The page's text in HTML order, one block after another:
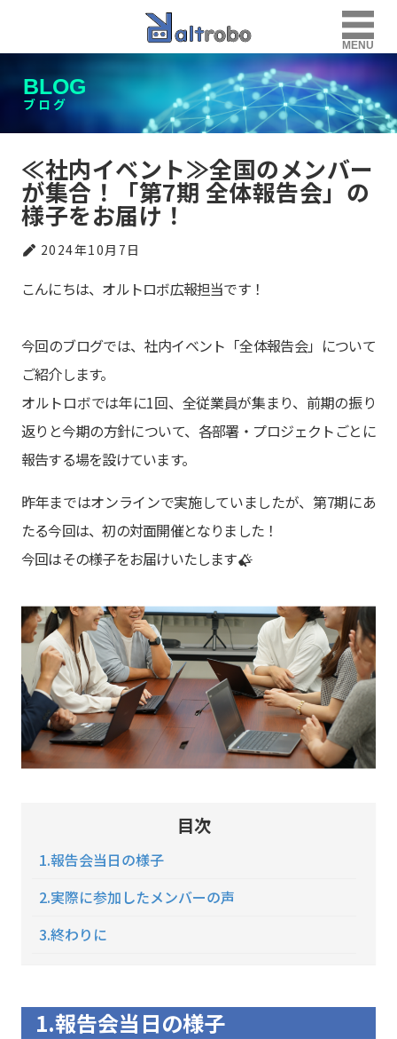
MENU
BLOG
ブログ
≪社内イベント≫全国のメンバー
が集合！「第7期 全体報告会」の
様子をお届け！
2024年10月7日
こんにちは、オルトロボ広報担当です！
今回のブログでは、社内イベント「全体報告会」について
ご紹介します。
オルトロボでは年に1回、全従業員が集まり、前期の振り
返りと今期の方針について、各部署・プロジェクトごとに
報告する場を設けています。
昨年まではオンラインで実施していましたが、第7期にあ
たる今回は、初の対面開催となりました！
今回はその様子をお届けいたします
目次
1.報告会当日の様子
2.実際に参加したメンバーの声
3.終わりに
1.報告会当日の様子